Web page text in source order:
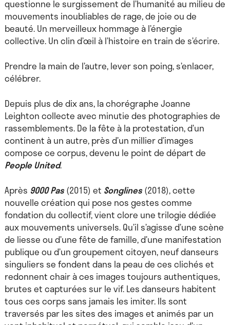
questionne le surgissement de l’humanité au milieu de
mouvements inoubliables de rage, de joie ou de
beauté. Un merveilleux hommage à l’énergie
collective. Un clin d’œil à l’histoire en train de s’écrire.
Prendre la main de l’autre, lever son poing, s’enlacer,
célébrer.
Depuis plus de dix ans, la chorégraphe Joanne
Leighton collecte avec minutie des photographies de
rassemblements. De la fête à la protestation, d’un
continent à un autre, près d’un millier d’images
compose ce corpus, devenu le point de départ de
People United.
Après 9000 Pas(2015) et Songlines(2018), cette
nouvelle création qui pose nos gestes comme
fondation du collectif, vient clore une trilogie dédiée
aux mouvements universels. Qu’il s’agisse d’une scène
de liesse ou d’une fête de famille, d’une manifestation
publique ou d’un groupement citoyen, neuf danseurs
singuliers se fondent dans la peau de ces clichés et
redonnent chair à ces images toujours authentiques,
brutes et capturées sur le vif. Les danseurs habitent
tous ces corps sans jamais les imiter. Ils sont
traversés par les sites des images et animés par un